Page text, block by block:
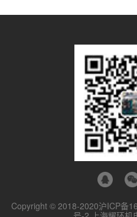
Copyright © 2018-2020沪ICP备